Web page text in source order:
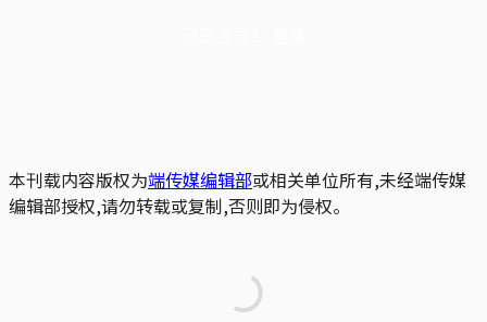
本刊载内容版权为端传媒编辑部或相关单位所有,未经端传媒
编辑部授权,请勿转载或复制,否则即为侵权。